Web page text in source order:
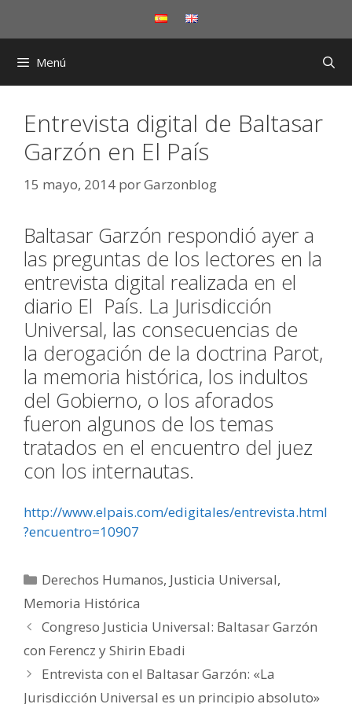
Menú
Entrevista digital de Baltasar
Garzón en El País
15 mayo, 2014 porGarzonblog
Baltasar Garzón respondió ayer a
las preguntas de los lectores en la
entrevista digital realizada en el
diario El País. La Jurisdicción
Universal, las consecuencias de
la derogación de la doctrina Parot,
la memoria histórica, los indultos
del Gobierno, o los aforados
fueron algunos de los temas
tratados en el encuentro del juez
con los internautas.
http://www.elpais.com/edigitales/entrevista.html
?encuentro=10907
Categorías
Derechos Humanos, Justicia Universal,
Memoria Histórica
Congreso Justicia Universal: Baltasar Garzón
con Ferencz y Shirin Ebadi
Entrevista con el Baltasar Garzón: «La
Jurisdicción Universal es un principio absoluto»